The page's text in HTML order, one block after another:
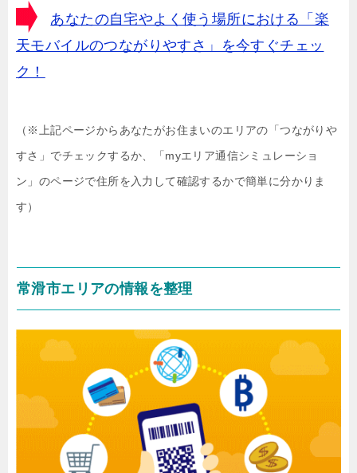
あなたの自宅やよく使う場所における「楽
天モバイルのつながりやすさ」を今すぐチェッ
ク！
（※上記ページからあなたがお住まいのエリアの「つながりや
すさ」でチェックするか、「myエリア通信シミュレーショ
ン」のページで住所を入力して確認するかで簡単に分かりま
す）
常滑市エリアの情報を整理